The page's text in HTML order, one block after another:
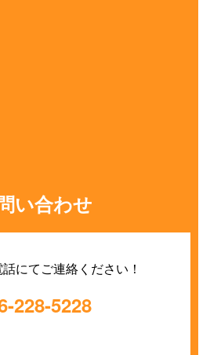
い合わせ
にてご連絡ください！
228-5228